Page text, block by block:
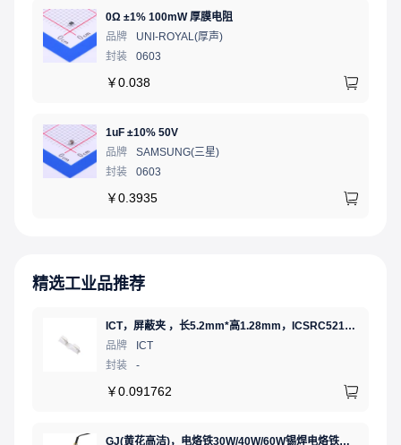
0Ω ±1% 100mW 厚膜电阻
品牌
UNI-ROYAL(厚声)
封装
0603
￥0.038
1uF ±10% 50V
品牌
SAMSUNG(三星)
封装
0603
￥0.3935
精选工业品推荐
ICT，屏蔽夹 ，长5.2mm*高1.28mm，ICSRC52128SFR
品牌
ICT
封装
-
￥0.091762
GJ(黄花高洁)，电烙铁30W/40W/60W锡焊电烙铁焊接工具电焊笔手机电子维修（内热35W），NO.435(35W)